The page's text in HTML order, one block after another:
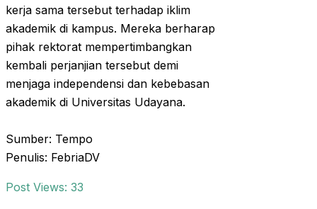
kerja sama tersebut terhadap iklim
akademik di kampus. Mereka berharap
pihak rektorat mempertimbangkan
kembali perjanjian tersebut demi
menjaga independensi dan kebebasan
akademik di Universitas Udayana.​
Sumber: Tempo
Penulis: FebriaDV
Post Views: 33